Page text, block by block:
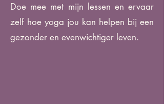
Doe mee met mijn lessen en ervaar
zelf hoe yoga jou kan helpen bij een
gezonder en evenwichtiger leven.